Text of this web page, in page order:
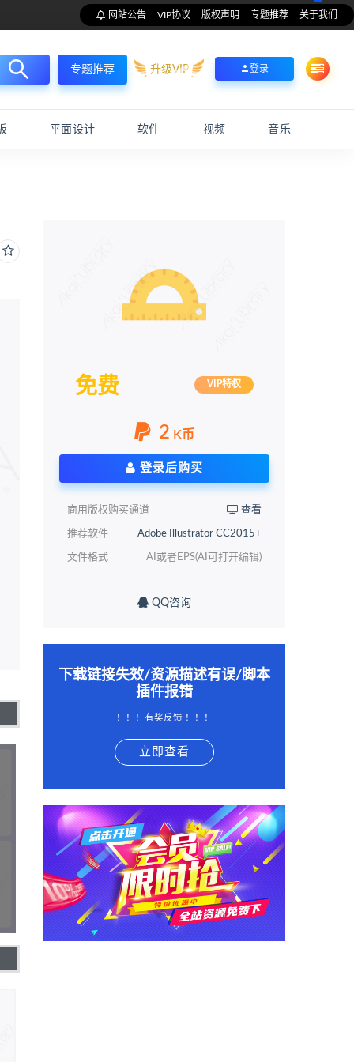
网站公告 VIP协议 版权声明 专题推荐 关于我们
专题推荐 升级VIP 登录
平面设计 软件 视频 音乐
免费 VIP特权
2 K币
登录后购买
商用版权购买通道 查看
推荐软件 Adobe Illustrator CC2015+
文件格式 AI或者EPS(AI可打开编辑)
QQ咨询
下载链接失效/资源描述有误/脚本
插件报错
！！！有奖反馈 ！！！
立即查看